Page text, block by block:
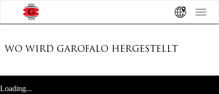
Toggle
WO WIRD GAROFALO HERGESTELLT